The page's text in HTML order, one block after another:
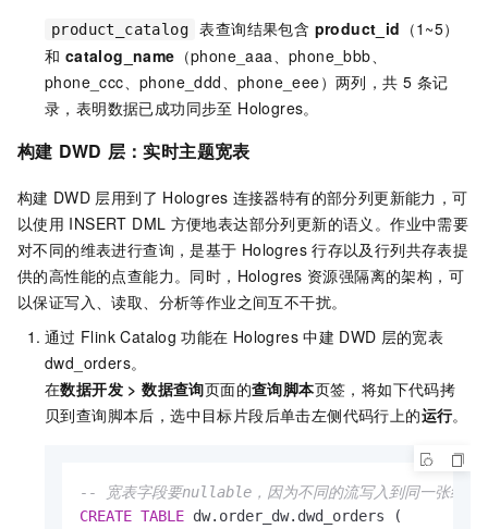
product_catalog 表查询结果包含 product_id （1~5）
和 catalog_name （phone_aaa、phone_bbb、
phone_ccc、phone_ddd、phone_eee）两列，共 5 条记
录，表明数据已成功同步至 Hologres。
构建 DWD 层：实时主题宽表
构建 DWD 层用到了 Hologres 连接器特有的部分列更新能力，可
以使用 INSERT DML 方便地表达部分列更新的语义。作业中需要
对不同的维表进行查询，是基于 Hologres 行存以及行列共存表提
供的高性能的点查能力。同时，Hologres 资源强隔离的架构，可
以保证写入、读取、分析等作业之间互不干扰。
通过 Flink Catalog 功能在 Hologres 中建 DWD 层的宽表
dwd_orders。
在数据开发 >数据查询页面的查询脚本页签，将如下代码拷
贝到查询脚本后，选中目标片段后单击左侧代码行上的运行。
-- 宽表字段要nullable，因为不同的流写入到同一张结果
CREATE TABLE dw.order_dw.dwd_orders (